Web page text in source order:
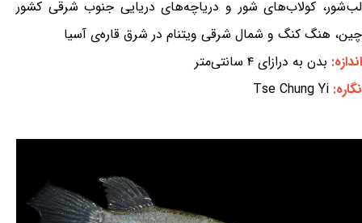
لب‌شور، کولاب‌های شور و دریاچه‌های دریایی جنوب شرقی کشور
چین، هنگ کنگ و شمال شرقی ویتنام در شرق قاره‌ی آسیا
اندازه: بدن به درازای ۴ سانتی‌متر
نگاره: Tse Chung Yi